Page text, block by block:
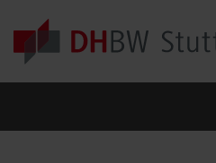
Skip to main content